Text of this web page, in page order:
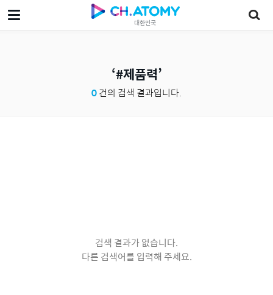
대한민국
#제품력
0건의 검색 결과입니다.
검색 결과가 없습니다.
다른 검색어를 입력해 주세요.